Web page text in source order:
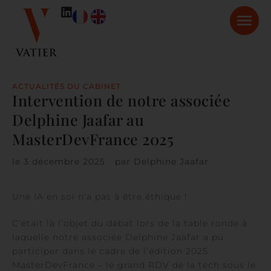
ACTUALITÉS DU CABINET
Intervention de notre associée
Delphine Jaafar au
MasterDevFrance 2025
le 3 décembre 2025 par Delphine Jaafar
Une IA en soi n’a pas à être éthique !
C’était là l’objet du débat lors de la table ronde à
laquelle notre associée Delphine Jaafar a pu
participer dans le cadre de l’édition 2025
MasterDevFrance – le grand RDV de la tech sous le